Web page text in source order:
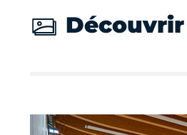
Découvrir